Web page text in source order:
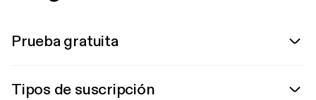
Prueba gratuita
Tipos de suscripción